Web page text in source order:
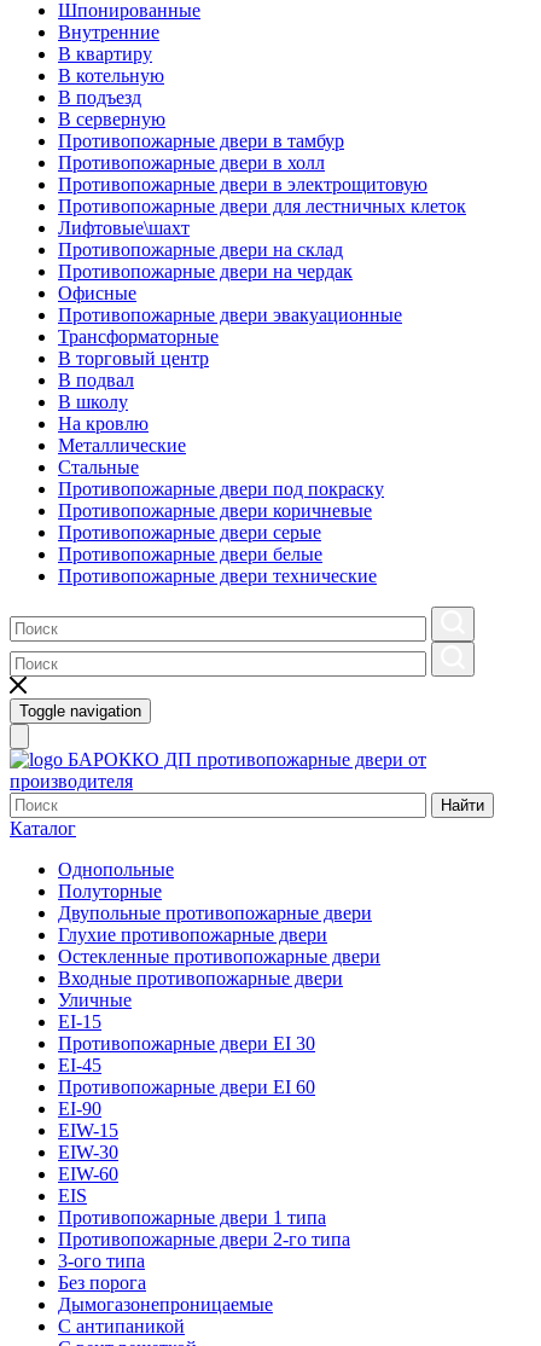
Шпонированные
Внутренние
В квартиру
В котельную
В подъезд
В серверную
Противопожарные двери в тамбур
Противопожарные двери в холл
Противопожарные двери в электрощитовую
Противопожарные двери для лестничных клеток
Лифтовые\шахт
Противопожарные двери на склад
Противопожарные двери на чердак
Офисные
Противопожарные двери эвакуационные
Трансформаторные
В торговый центр
В подвал
В школу
На кровлю
Металлические
Стальные
Противопожарные двери под покраску
Противопожарные двери коричневые
Противопожарные двери серые
Противопожарные двери белые
Противопожарные двери технические
Toggle navigation
БАРОККО ДП противопожарные двери от
производителя
Найти
Каталог
Однопольные
Полуторные
Двупольные противопожарные двери
Глухие противопожарные двери
Остекленные противопожарные двери
Входные противопожарные двери
Уличные
EI-15
Противопожарные двери EI 30
EI-45
Противопожарные двери EI 60
EI-90
EIW-15
EIW-30
EIW-60
EIS
Противопожарные двери 1 типа
Противопожарные двери 2-го типа
3-ого типа
Без порога
Дымогазонепроницаемые
С антипаникой